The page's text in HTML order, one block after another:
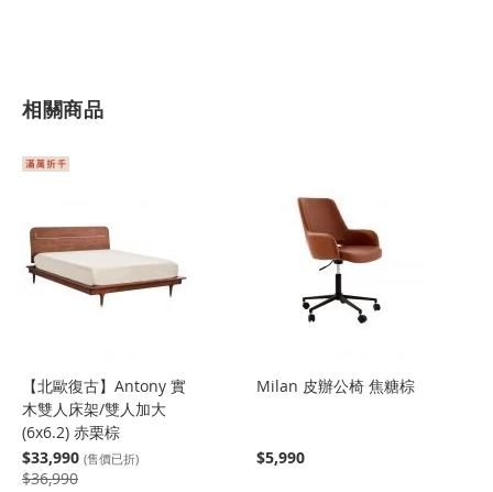
相關商品
【北歐復古】Antony 實
木雙人床架/雙人加大
(6x6.2) 赤栗棕
$33,990 (售價已折)
$36,990
Milan 皮辦公椅 焦糖棕
$5,990